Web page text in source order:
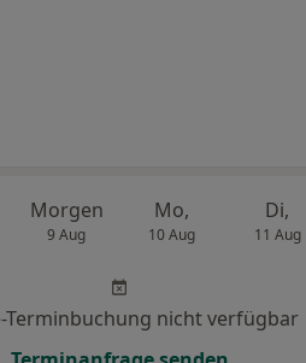
Morgen
9 Aug
Mo,
10 Aug
Di,
11 Aug
Terminbuchung nicht verfügbar